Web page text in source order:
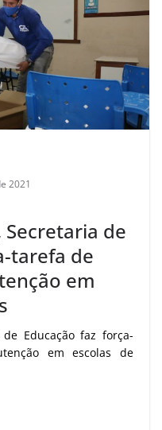
2021
de
tarefa de
em
Educação faz força-
em escolas de